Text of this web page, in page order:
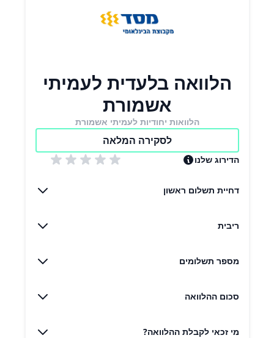
הלוואה בלעדית לעמיתי
אשמורת
הלוואות יחודיות לעמיתי אשמורת
לסקירה המלאה
הדירוג שלנו
דחיית תשלום ראשון
ריבית
מספר תשלומים
סכום ההלוואה
מי זכאי לקבלת ההלוואה?